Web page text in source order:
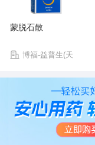
蒙脱石散
博福-益普生(天